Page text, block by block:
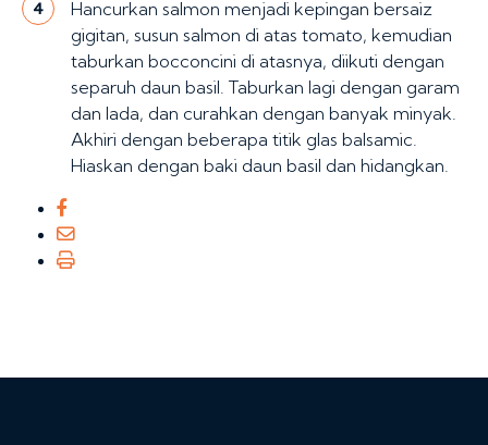
4
Hancurkan salmon menjadi kepingan bersaiz
gigitan, susun salmon di atas tomato, kemudian
taburkan bocconcini di atasnya, diikuti dengan
separuh daun basil. Taburkan lagi dengan garam
dan lada, dan curahkan dengan banyak minyak.
Akhiri dengan beberapa titik glas balsamic.
Hiaskan dengan baki daun basil dan hidangkan.